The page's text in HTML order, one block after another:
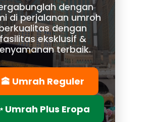
dengan
di perjalanan umroh
dengan
fasilitas eksklusif &
terbaik.
🕋 Umrah Reguler
Umrah Plus Eropa